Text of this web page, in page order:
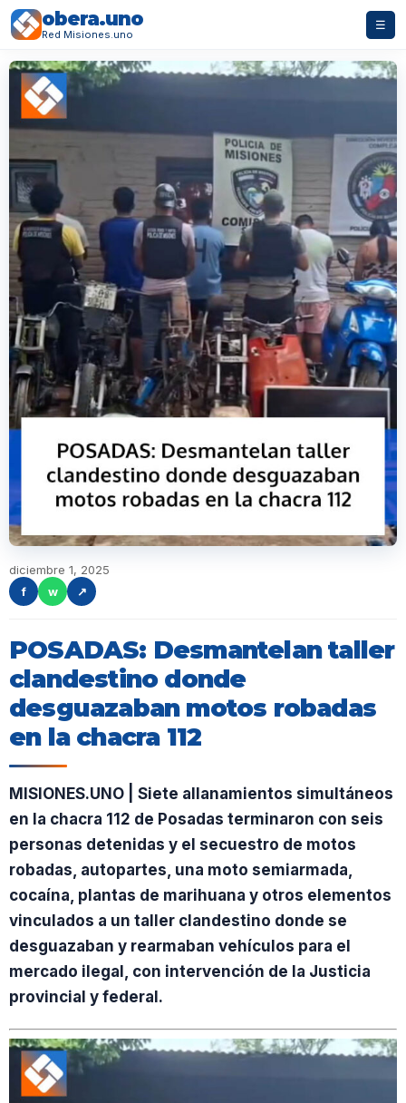
obera.uno
Red Misiones.uno
☰
diciembre 1, 2025
f
w ↗
POSADAS: Desmantelan taller
clandestino donde
desguazaban motos robadas
en la chacra 112
MISIONES.UNO | Siete allanamientos simultáneos
en la chacra 112 de Posadas terminaron con seis
personas detenidas y el secuestro de motos
robadas, autopartes, una moto semiarmada,
cocaína, plantas de marihuana y otros elementos
vinculados a un taller clandestino donde se
desguazaban y rearmaban vehículos para el
mercado ilegal, con intervención de la Justicia
provincial y federal.